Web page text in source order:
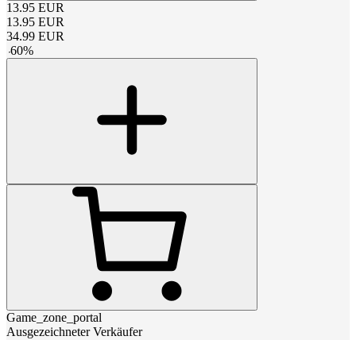
13.95 EUR
13.95 EUR
34.99 EUR
-60%
Game_zone_portal
Ausgezeichneter Verkäufer